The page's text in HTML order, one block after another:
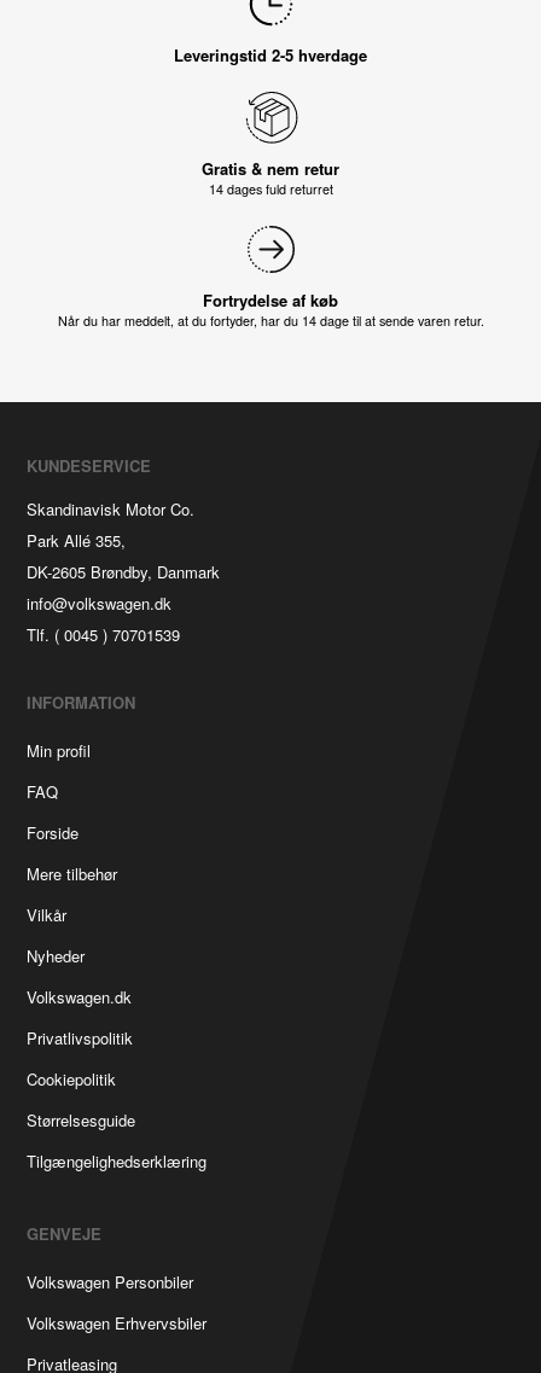
Leveringstid 2-5 hverdage
Gratis & nem retur
14 dages fuld returret
Fortrydelse af køb
Når du har meddelt, at du fortyder, har du 14 dage til at sende varen retur.
KUNDESERVICE
Skandinavisk Motor Co.
Park Allé 355,
DK-2605 Brøndby, Danmark
info@volkswagen.dk
Tlf. ( 0045 ) 70701539
INFORMATION
Min profil
FAQ
Forside
Mere tilbehør
Vilkår
Nyheder
Volkswagen.dk
Privatlivspolitik
Cookiepolitik
Størrelsesguide
Tilgængelighedserklæring
GENVEJE
Volkswagen Personbiler
Volkswagen Erhvervsbiler
Privatleasing